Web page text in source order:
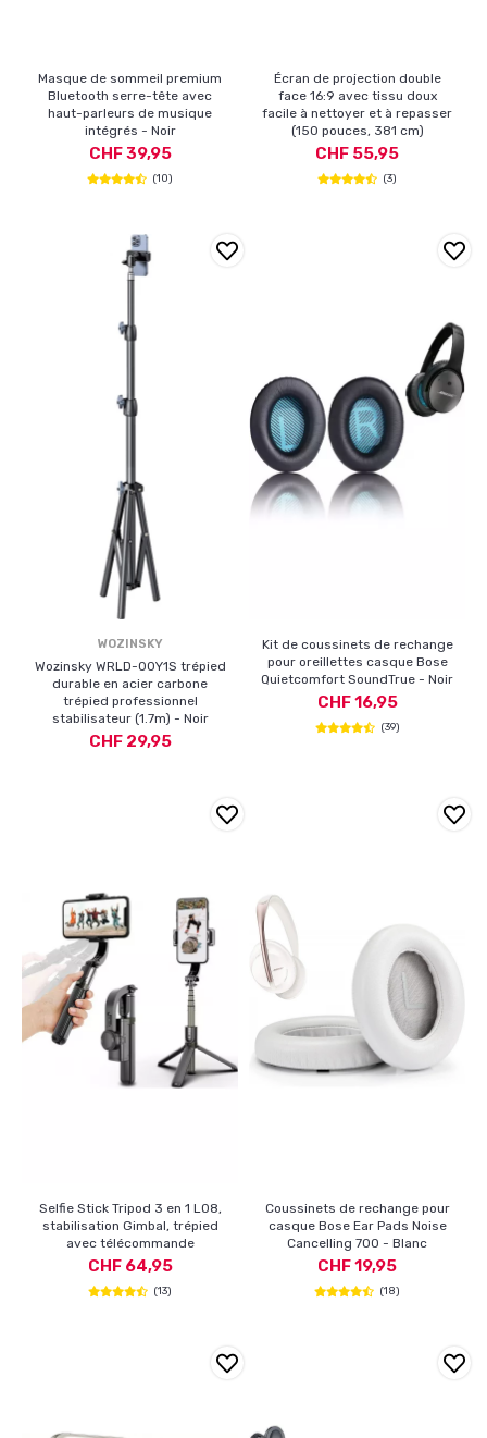
Masque de sommeil premium
Bluetooth serre-tête avec
haut-parleurs de musique
intégrés - Noir
CHF 39,95
(10)
Écran de projection double
face 16:9 avec tissu doux
facile à nettoyer et à repasser
(150 pouces, 381 cm)
CHF 55,95
(3)
WOZINSKY
Wozinsky WRLD-00Y1S trépied
durable en acier carbone
trépied professionnel
stabilisateur (1.7m) - Noir
CHF 29,95
Kit de coussinets de rechange
pour oreillettes casque Bose
Quietcomfort SoundTrue - Noir
CHF 16,95
(39)
Selfie Stick Tripod 3 en 1 L08,
stabilisation Gimbal, trépied
avec télécommande
CHF 64,95
(13)
Coussinets de rechange pour
casque Bose Ear Pads Noise
Cancelling 700 - Blanc
CHF 19,95
(18)